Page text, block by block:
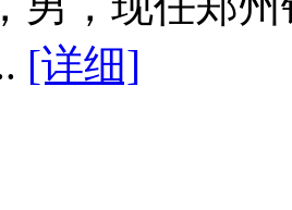
[详细]